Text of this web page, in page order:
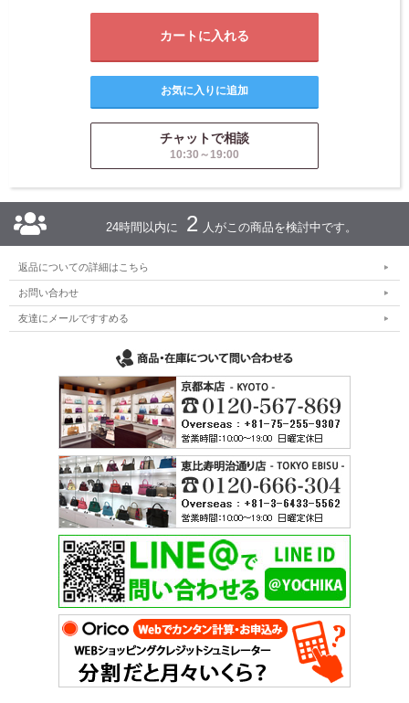
チャットで相談
10:30～19:00
24時間以内に 2 人がこの商品を検討中です。
返品についての詳細はこちら
お問い合わせ
友達にメールですすめる